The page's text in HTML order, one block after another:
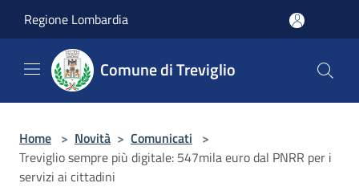
Regione Lombardia
Comune di Treviglio
Home > Novità > Comunicati >
Treviglio sempre più digitale: 547mila euro dal PNRR per i
servizi ai cittadini